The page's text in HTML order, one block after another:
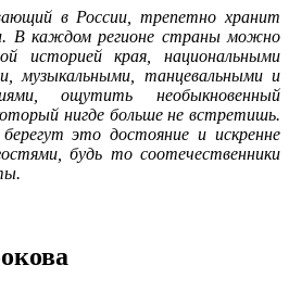
в России, трепетно хранит
В каждом регионе страны можно
историей края, национальными
музыкальными, танцевальными и
ощутить необыкновенный
нигде больше не встретишь.
это достояние и искренне
будь то соотечественники